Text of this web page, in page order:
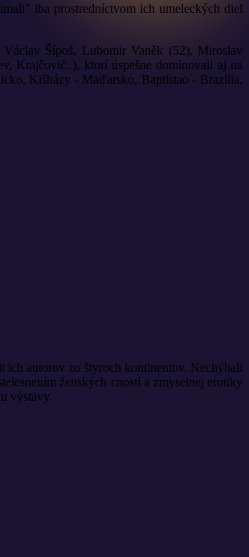
iba prostredníctvom ich umeleckých diel
Václav Šípoš, Lubomir Vaněk (52), Miroslav
Krajčovič..), ktorí úspešne dominovali aj na
Kišházy - Maďarsko, Baptistao - Brazília,
autorov zo štyroch kontinentov. Nechýbali
ženských cností a zmyselnej erotiky
výstavy.